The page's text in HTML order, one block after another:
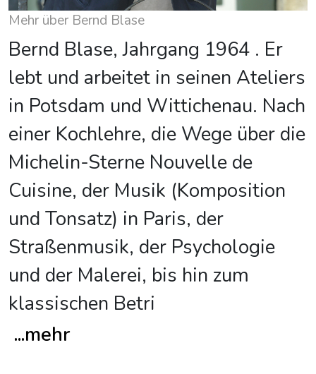
Mehr über Bernd Blase
Bernd Blase, Jahrgang 1964 . Er
lebt und arbeitet in seinen Ateliers
in Potsdam und Wittichenau. Nach
einer Kochlehre, die Wege über die
Michelin-Sterne Nouvelle de
Cuisine, der Musik (Komposition
und Tonsatz) in Paris, der
Straßenmusik, der Psychologie
und der Malerei, bis hin zum
klassischen Betri
...mehr